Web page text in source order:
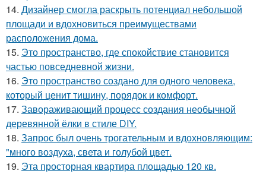
14. Дизайнер смогла раскрыть потенциал небольшой
площади и вдохновиться преимуществами
расположения дома.
15. Это пространство, где спокойствие становится
частью повседневной жизни.
16. Это пространство создано для одного человека,
который ценит тишину, порядок и комфорт.
17. Завораживающий процесс создания необычной
деревянной ёлки в стиле DIY.
18. Запрос был очень трогательным и вдохновляющим:
"много воздуха, света и голубой цвет.
19. Эта просторная квартира площадью 120 кв.